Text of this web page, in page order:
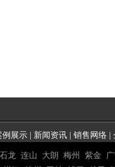
例展示| 新闻资讯| 销售网络|
石龙 连山 大朗 梅州 紫金